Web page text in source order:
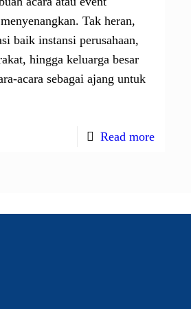
Tak heran,
baik instansi perusahaan,
hingga keluarga besar
acara sebagai ajang untuk
Read more